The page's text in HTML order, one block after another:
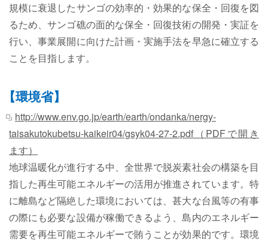
規模に衰退したサンゴの効率的・効果的な保全・回復を図
るため、サンゴ礁の面的な保全・回復技術の開発・実証を
行い、事業展開に向けた計画・実施手法を早急に確立する
ことを目指します。
【環境省】
http://www.env.go.jp/earth/earth/ondanka/nergy-
taisakutokubetsu-kaikeir04/gsyk04-27-2.pdf（PDFで開き
ます）
地球温暖化が進行する中、全世界で脱炭素社会の構築を目
指した再生可能エネルギーの活用が推進されています。特
に離島など隔絶した環境においては、甚大な台風等の有事
の際にも必要な設備が稼働できるよう、島内のエネルギー
需要を再生可能エネルギーで賄うことが効果的です。環境